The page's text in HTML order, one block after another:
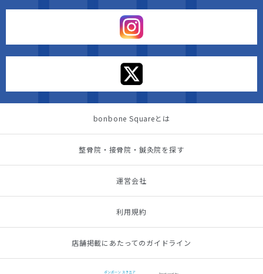
bonbone Squareとは
整骨院・接骨院・鍼灸院を探す
運営会社
利用規約
店舗掲載にあたってのガイドライン